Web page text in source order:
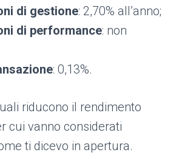
di gestione: 2,70% all’anno;
di performance: non
: 0,13%.
riducono il rendimento
cui vanno considerati
ti dicevo in apertura.